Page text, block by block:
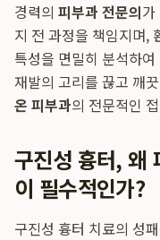
경력의 피부과 전문의
지 전 과정을 책임지며,
특성을 면밀히 분석하여
재발의 고리를 끊고 깨
온 피부과의 전문적인
구진성 흉터, 왜
이 필수적인가?
구진성 흉터 치료의 성